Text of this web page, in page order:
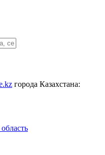
города Казахстана: